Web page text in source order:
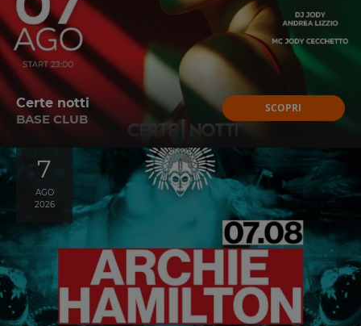
Certe notti
BASE CLUB
SCOPRI
7
AGO
2026